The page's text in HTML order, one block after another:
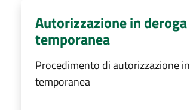
Autorizzazione in
temporanea
Procedimento di autorizzazione
temporanea